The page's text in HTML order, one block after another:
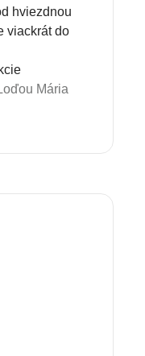
hviezdnou
viackrát do
Mária